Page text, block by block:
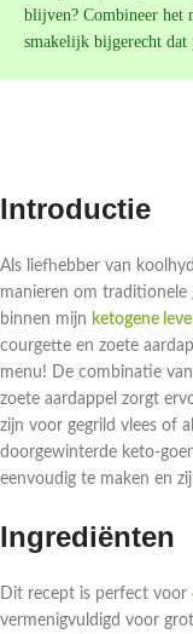
blijven? Combineer het
smakelijk bijgerecht dat
Introductie
Als liefhebber van
manieren om traditionele
binnen mijn ketogene
courgette en zoete
menu! De combinatie
zoete aardappel zorgt
zijn voor gegrild vlees of
doorgewinterde keto-
eenvoudig te maken en
Ingrediënten
Dit recept is perfect voor
vermenigvuldigd voor